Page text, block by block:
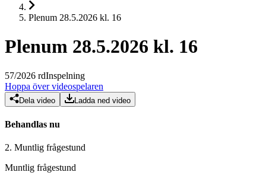
Plenum 28.5.2026 kl. 16
Plenum 28.5.2026 kl. 16
57/2026 rdInspelning
Hoppa över videospelaren
Dela video Ladda ned video
Behandlas nu
2. Muntlig frågestund
Muntlig frågestund